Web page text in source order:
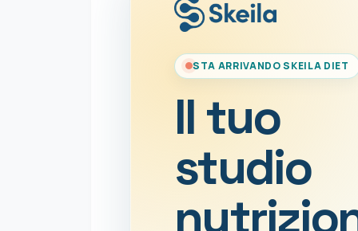
STA ARRIVANDO SKEILA DIET
Il tuo
studio